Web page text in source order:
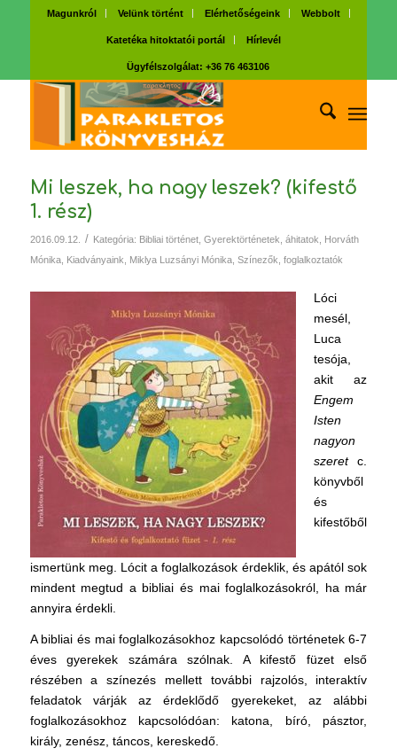
Magunkról Velünk történt Elérhetőségeink Webbolt
Katetéka hitoktatói portál Hírlevél
Ügyfélszolgálat: +36 76 463106
Mi leszek, ha nagy leszek? (kifestő
1. rész)
2016.09.12. / Kategória: Bibliai történet, Gyerektörténetek, áhitatok
Horváth
Mónika, Kiadványaink Miklya Luzsányi Mónika, Színezők, foglalkoztatók
Lóci
mesél,
Luca
tesója,
akit az
Engem
Isten
nagyon
szeretc.
könyvből
és
kifestőből
ismertünk meg. Lócit a foglalkozások érdeklik, és apától sok
mindent megtud a bibliai és mai foglalkozásokról, ha már
annyira érdekli.
A bibliai és mai foglalkozásokhoz kapcsolódó történetek 6-7
éves gyerekek számára szólnak. A kifestő füzet első
részében a színezés mellett további rajzolós, interaktív
feladatok várják az érdeklődő gyerekeket, az alábbi
foglalkozásokhoz kapcsolódóan: katona, bíró, pásztor,
király, zenész, táncos, kereskedő.